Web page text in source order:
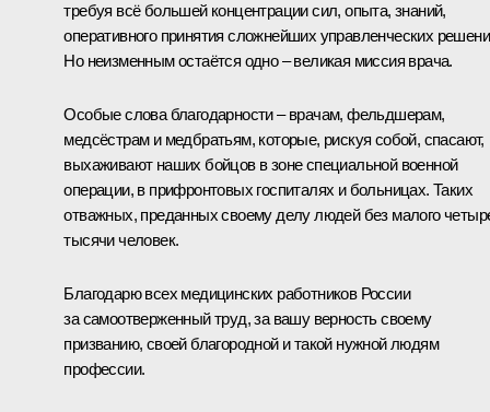
требуя всё большей концентрации сил, опыта, знаний,
оперативного принятия сложнейших управленческих
Но неизменным остаётся одно – великая миссия врача.
Особые слова благодарности – врачам, фельдшерам,
медсёстрам и медбратьям, которые, рискуя собой, спасают,
выхаживают наших бойцов в зоне специальной военной
операции, в прифронтовых госпиталях и больницах. Таких
отважных, преданных своему делу людей без малого
тысячи человек.
Благодарю всех медицинских работников России
за самоотверженный труд, за вашу верность своему
призванию, своей благородной и такой нужной людям
профессии.